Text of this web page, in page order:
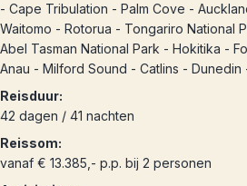
- Cape Tribulation - Palm Cove -
Waitomo - Rotorua - Tongariro National
Abel Tasman National Park - Hokitika -
Anau - Milford Sound - Catlins - Dunedin
Reisduur:
42 dagen / 41 nachten
Reissom:
vanaf € 13.385,- p.p. bij 2 personen